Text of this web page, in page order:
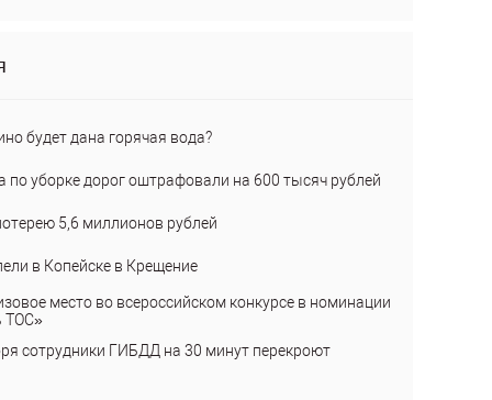
будет дана горячая вода?
по уборке дорог оштрафовали на 600 тысяч рублей
5,6 миллионов рублей
в Копейске в Крещение
место во всероссийском конкурсе в номинации
ТОС»
сотрудники ГИБДД на 30 минут перекроют